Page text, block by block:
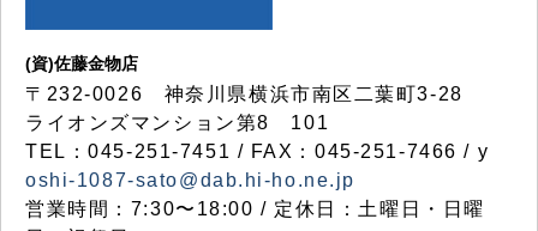
(資)佐藤金物店
〒232-0026 神奈川県横浜市南区二葉町3-28
ライオンズマンション第8 101
TEL：045-251-7451 / FAX：045-251-7466 / y
oshi-1087-sato@dab.hi-ho.ne.jp
営業時間：7:30〜18:00 / 定休日：土曜日・日曜